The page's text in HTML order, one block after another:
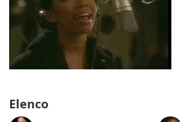
Elenco